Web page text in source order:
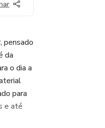
pensado
da
o dia a
para
e até